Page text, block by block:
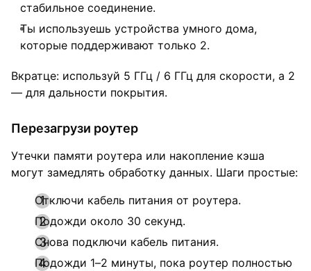
стабильное соединение.
Ты используешь устройства умного дома,
которые поддерживают только 2.
Вкратце: используй 5 ГГц / 6 ГГц для скорости, а 2
— для дальности покрытия.
Перезагрузи роутер
Утечки памяти роутера или накопление кэша
могут замедлять обработку данных. Шаги простые:
Отключи кабель питания от роутера.
Подожди около 30 секунд.
Снова подключи кабель питания.
Подожди 1–2 минуты, пока роутер полностью